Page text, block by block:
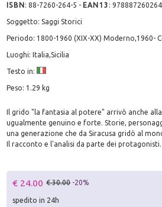
ISBN:88-7260-264-5 - EAN13 :
Soggetto: Saggi Storici
Periodo: 1800-1960 (XIX-XX) Moderno,1960-
Luoghi: Italia,Sicilia
Testo in:
Peso: 1.29 kg
Il grido "la fantasia al potere" arrivò anche
ugualmente genuino e forte. Storie,
una generazione che da Siracusa gridò al
Il racconto e l'analisi da parte dei
€ 24.00 € 30.00 -20%
spedito in 24h